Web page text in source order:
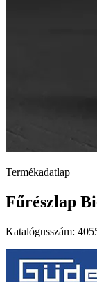
Termékadatlap
Fűrészlap
Katalógusszám: